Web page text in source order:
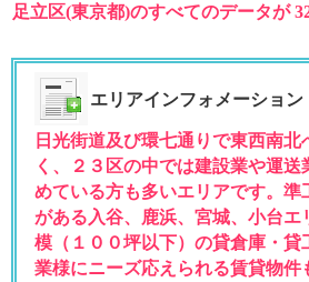
足立区(東京都)のすべてのデータが
エリアインフォメーション
日光街道及び環七通りで東西南北
く、２３区の中では建設業や運
めている方も多いエリアです。準
がある入谷、鹿浜、宮城、小台エ
模（１００坪以下）の貸倉庫・貸
業様にニーズ応えられる賃貸物件